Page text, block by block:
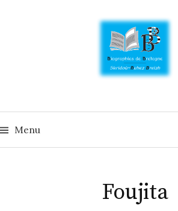
Menu
Foujita